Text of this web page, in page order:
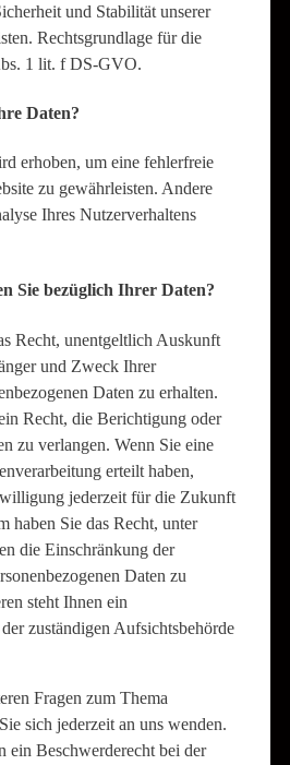
und Stabilität unserer
Rechtsgrundlage für die
1 lit. f DS-GVO.
Daten?
erhoben, um eine fehlerfreie
zu gewährleisten. Andere
Ihres Nutzerverhaltens
Sie bezüglich Ihrer Daten?
Recht, unentgeltlich Auskunft
und Zweck Ihrer
Daten zu erhalten.
Recht, die Berichtigung oder
zu verlangen. Wenn Sie eine
erteilt haben,
jederzeit für die Zukunft
haben Sie das Recht, unter
die Einschränkung der
Daten zu
steht Ihnen ein
zuständigen Aufsichtsbehörde
Fragen zum Thema
sich jederzeit an uns wenden.
ein Beschwerderecht bei der